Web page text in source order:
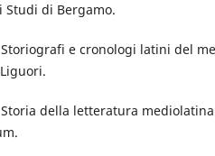
Studi di Bergamo.
Storiografi e cronologi latini del
Storia della letteratura